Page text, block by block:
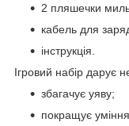
2 пляшечки
кабель для
інструкція.
Ігровий набір дарує
збагачує уяву;
покращує